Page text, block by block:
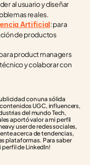
al usuario y diseñar
reales.
Artificial: para
de productos
product managers
y colaborar con
con una sólida
UGC, influencers,
del mundo Tech,
aportó valor a mi perfil
user de redes sociales,
acerca de tendencias,
plataformas. Para saber
perfil de LinkedIn!